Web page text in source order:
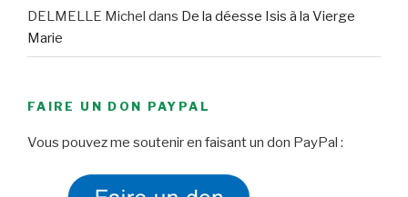
DELMELLE Michel dans De la déesse Isis à la Vierge
Marie
FAIRE UN DON PAYPAL
Vous pouvez me soutenir en faisant un don PayPal :